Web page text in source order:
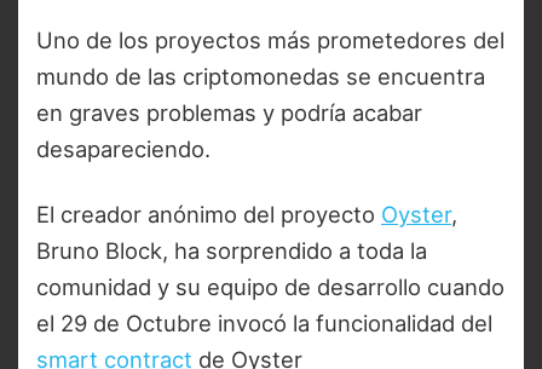
Uno de los proyectos más prometedores del
mundo de las criptomonedas se encuentra
en graves problemas y podría acabar
desapareciendo.
El creador anónimo del proyecto Oyster,
Bruno Block, ha sorprendido a toda la
comunidad y su equipo de desarrollo cuando
el 29 de Octubre invocó la funcionalidad del
smart contract de Oyster